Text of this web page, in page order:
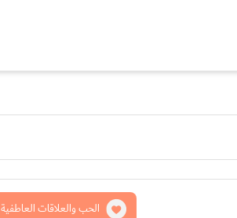
الحب والعلاقات العاطفية